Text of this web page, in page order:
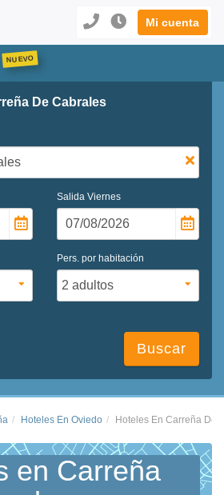
Mi cuenta
De Cabrales
Salida Viernes
Pers. por habitación
Buscar
Hoteles En Oviedo Hoteles En Carreña De
en Carreña